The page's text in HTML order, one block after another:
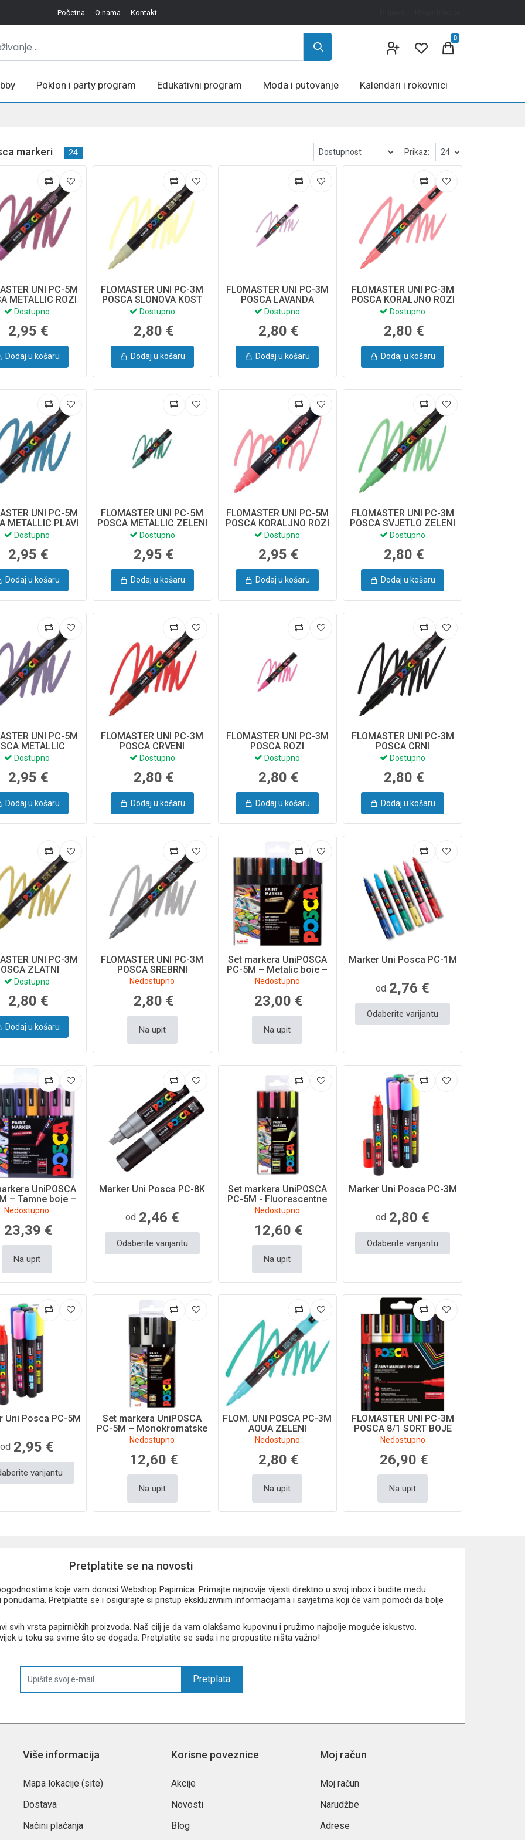
Početna O nama Kontakt
0
Poklon i party program Edukativni program Moda i putovanje Kalendari i rokovnici
markeri 24 Prikaz:
UNI PC-5M
METALLIC ROZI
Dostupno
2,95 €
Dodaj u košaru
FLOMASTER UNI PC-3M
POSCA SLONOVA KOST
IVORY
Dostupno
2,80 €
Dodaj u košaru
FLOMASTER UNI PC-3M
POSCA LAVANDA
Dostupno
2,80 €
Dodaj u košaru
FLOMASTER UNI PC-3M
POSCA KORALJNO ROZI
Dostupno
2,80 €
Dodaj u košaru
UNI PC-5M
METALLIC PLAVI
Dostupno
2,95 €
Dodaj u košaru
FLOMASTER UNI PC-5M
POSCA METALLIC ZELENI
Dostupno
2,95 €
Dodaj u košaru
FLOMASTER UNI PC-5M
POSCA KORALJNO ROZI
Dostupno
2,95 €
Dodaj u košaru
FLOMASTER UNI PC-3M
POSCA SVJETLO ZELENI
Dostupno
2,80 €
Dodaj u košaru
UNI PC-5M
METALLIC
LJUBIČASTI
Dostupno
2,95 €
Dodaj u košaru
FLOMASTER UNI PC-3M
POSCA CRVENI
Dostupno
2,80 €
Dodaj u košaru
FLOMASTER UNI PC-3M
POSCA ROZI
Dostupno
2,80 €
Dodaj u košaru
FLOMASTER UNI PC-3M
POSCA CRNI
Dostupno
2,80 €
Dodaj u košaru
UNI PC-3M
ZLATNI
Dostupno
2,80 €
Dodaj u košaru
FLOMASTER UNI PC-3M
POSCA SREBRNI
Nedostupno
2,80 €
Na upit
Set markera UniPOSCA
PC-5M – Metalic boje –
8/1
Nedostupno
23,00 €
Na upit
Marker Uni Posca PC-1M
od 2,76 €
Odaberite varijantu
UniPOSCA
– Tamne boje –
8/1
Nedostupno
23,39 €
Na upit
Marker Uni Posca PC-8K
od 2,46 €
Odaberite varijantu
Set markera UniPOSCA
PC-5M - Fluorescentne
boje - 4/1
Nedostupno
12,60 €
Na upit
Marker Uni Posca PC-3M
od 2,80 €
Odaberite varijantu
Uni Posca PC-5M
od 2,95 €
varijantu
Set markera UniPOSCA
PC-5M – Monokromatske
boje – 4/1
Nedostupno
12,60 €
Na upit
FLOM. UNI POSCA PC-3M
AQUA ZELENI
Nedostupno
2,80 €
Na upit
FLOMASTER UNI PC-3M
POSCA 8/1 SORT BOJE
Nedostupno
26,90 €
Na upit
Pretplatite se na novosti
koje vam donosi Webshop Papirnica. Primajte najnovije vijesti direktno u svoj inbox i budite među
Pretplatite se i osigurajte si pristup ekskluzivnim informacijama i savjetima koji će vam pomoći da bolje
svih vrsta papirničkih proizvoda. Naš cilj je da vam olakšamo kupovinu i pružimo najbolje moguće iskustvo.
u toku sa svime što se događa. Pretplatite se sada i ne propustite ništa važno!
Pretplata
Više informacija
Mapa lokacije (site)
Dostava
Načini plaćanja
Korisne poveznice
Akcije
Novosti
Blog
Moj račun
Moj račun
Narudžbe
Adrese